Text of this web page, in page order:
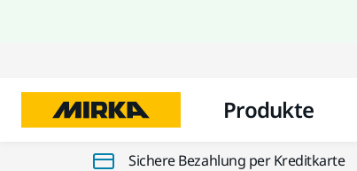
Produkte
Sichere Bezahlung per Kreditkarte